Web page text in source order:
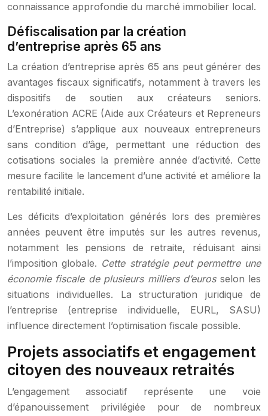
connaissance approfondie du marché immobilier local.
Défiscalisation par la création
d’entreprise après 65 ans
La création d’entreprise après 65 ans peut générer des
avantages fiscaux significatifs, notamment à travers les
dispositifs de soutien aux créateurs seniors.
L’exonération ACRE (Aide aux Créateurs et Repreneurs
d’Entreprise) s’applique aux nouveaux entrepreneurs
sans condition d’âge, permettant une réduction des
cotisations sociales la première année d’activité. Cette
mesure facilite le lancement d’une activité et améliore la
rentabilité initiale.
Les déficits d’exploitation générés lors des premières
années peuvent être imputés sur les autres revenus,
notamment les pensions de retraite, réduisant ainsi
l’imposition globale. Cette stratégie peut permettre une
économie fiscale de plusieurs milliers d’euros selon les
situations individuelles. La structuration juridique de
l’entreprise (entreprise individuelle, EURL, SASU)
influence directement l’optimisation fiscale possible.
Projets associatifs et engagement
citoyen des nouveaux retraités
L’engagement associatif représente une voie
d’épanouissement privilégiée pour de nombreux